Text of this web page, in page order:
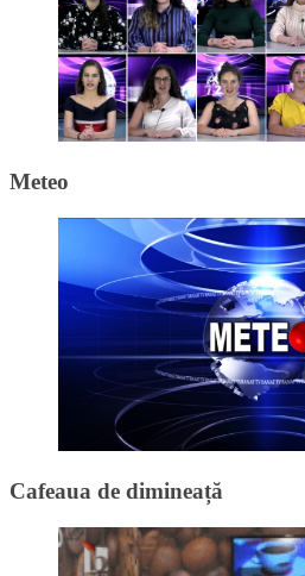
Meteo
Cafeaua de dimineață